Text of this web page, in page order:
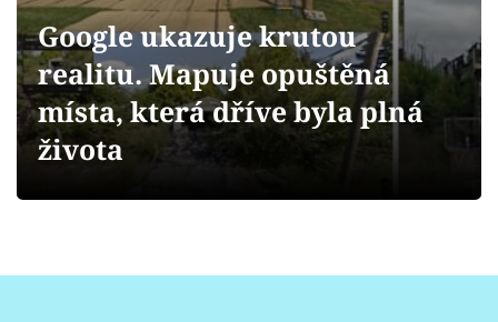
Přihlášení
Sledujte nás
Google ukazuje krutou
realitu. Mapuje opuštěná
místa, která dříve byla plná
života